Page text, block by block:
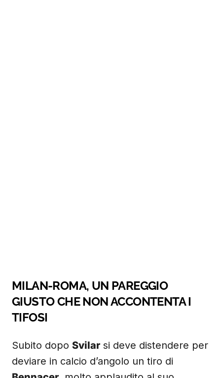
MILAN-ROMA, UN PAREGGIO
GIUSTO CHE NON ACCONTENTA I
TIFOSI
Subito dopo Svilar si deve distendere per
deviare in calcio d’angolo un tiro di